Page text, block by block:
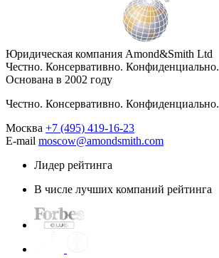
Юридическая компания Amond&Smith Ltd
Честно. Консервативно. Конфиденциально.
Основана в 2002 году
Честно. Консервативно. Конфиденциально.
Москва +7 (495) 419-16-23
E-mail moscow@amondsmith.com
Лидер рейтинга
В числе лучших компаний рейтинга